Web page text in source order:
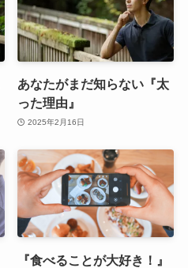
あなたがまだ知らない『太
った理由』
2025年2月16日
『食べることが大好き！』